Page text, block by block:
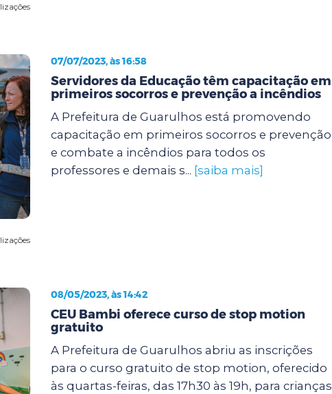
07/07/2023, às 16:58
Servidores da Educação têm capacitação em
primeiros socorros e prevenção a incêndios
A Prefeitura de Guarulhos está promovendo
capacitação em primeiros socorros e prevenção
e combate a incêndios para todos os
professores e demais s... [saiba mais]
08/05/2023, às 14:42
CEU Bambi oferece curso de stop motion
gratuito
A Prefeitura de Guarulhos abriu as inscrições
para o curso gratuito de stop motion, oferecido
às quartas-feiras, das 17h30 às 19h, para crianças